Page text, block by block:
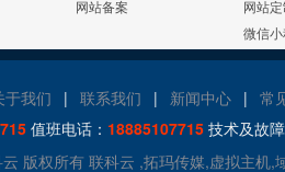
网站备案
网站
微信
于我们 | 联系我们 | 新闻中心 | 常
值班电话： 18885107715 技术及故
版权所有 联科云 ,拓玛传媒,虚拟主机,